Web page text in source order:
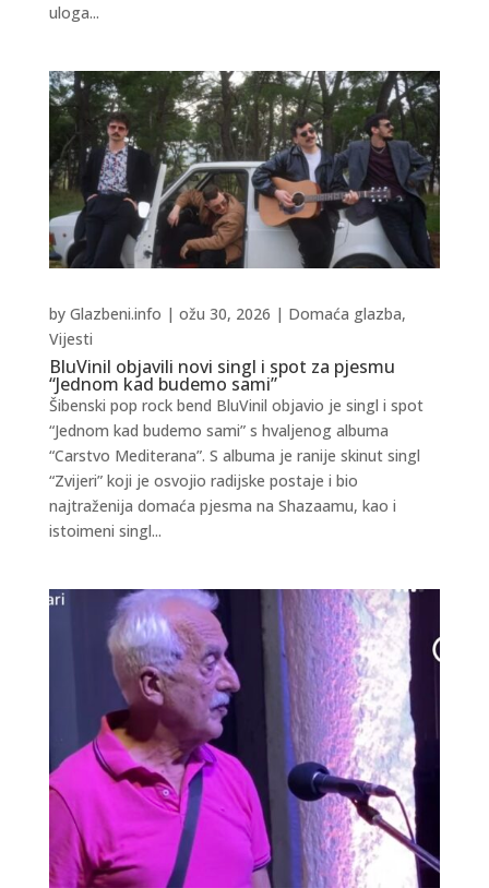
uloga...
BluVinil objavili novi singl i spot za pjesmu
“Jednom kad budemo sami”
by Glazbeni.info | ožu 30, 2026 | Domaća glazba,
Vijesti
Šibenski pop rock bend BluVinil objavio je singl i spot
“Jednom kad budemo sami” s hvaljenog albuma
“Carstvo Mediterana”. S albuma je ranije skinut singl
“Zvijeri” koji je osvojio radijske postaje i bio
najtraženija domaća pjesma na Shazaamu, kao i
istoimeni singl...